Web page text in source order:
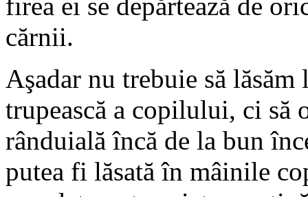
cărnii.
Aşadar nu trebuie să
trupească a copilului, ci să
rânduială încă de la bun
putea fi lăsată în mâinile